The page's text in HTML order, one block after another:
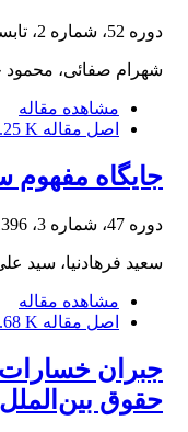
دوره 52، شماره 2، تابستان 1401، صفحه
شهرام صفائی، محمود
مشاهده مقاله
اصل مقاله K
جایگاه مفهوم
دوره 47، شماره 3، 1396، صفحه
سعید فرهادنیا، سید
مشاهده مقاله
اصل مقاله K
جبران
حقوق